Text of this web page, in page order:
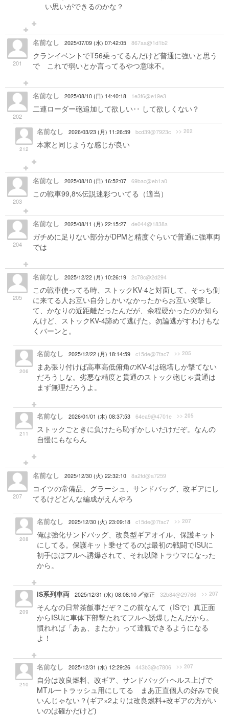
い思いができるのかな？
201
名前なし 2025/07/09 (水) 07:42:05 867aa@1d1b2
クランイベントでT56乗ってるんだけど普通に強いと思う
で これで弱いとか言ってるやつ意味不。
202
名前なし 2025/08/10 (日) 14:40:18 1e3f6@e19e3
二連ローダー砲追加して欲しい‥ して欲しくない？
212
名前なし 2026/03/23 (月) 11:26:59 bcd39@7923c >> 202
本家と同じような感じが良い
203
名前なし 2025/08/10 (日) 16:52:07 69bac@eb1a0
この戦車99,8%伝説迷彩ついてる（適当）
204
名前なし 2025/08/11 (月) 22:15:27 de044@1838a
ガチめに足りない部分がDPMと精度ぐらいで普通に強車両
では
205
名前なし 2025/12/22 (月) 10:26:19 2c78c@2d294
この戦車使ってる時、ストックKV-4と対面して、そっち側
に来てる人お互い自分しかいなかったからお互い突撃し
て、かなりの近距離だったんだが、余程硬かったのか知ら
んけど、ストックKV-4諦めて逃げた。勿論逃がすわけもな
くバーンと。
206
名前なし 2025/12/22 (月) 18:14:59 c15de@7fac7 >> 205
まあ張り付けば高車高低俯角のKV-4は砲塔しか撃てない
だろうしな。劣悪な精度と貫通のストック砲じゃ貫通は
まず無理だろうよ。
211
名前なし 2026/01/01 (木) 08:37:53 64ea9@4701e >> 205
ストックごときに負けたら恥ずかしいだけだぞ。なんの
自慢にもならん
207
名前なし 2025/12/30 (火) 22:32:10 8a2fd@a7259
コイツの常備品、グラーシュ、サンドバッグ、改ギアにし
てるけどどんな編成がえんやろ
208
名前なし 2025/12/30 (火) 23:09:18 c15de@7fac7 >> 207
俺は強化サンドバッグ、改良型ギアオイル、保護キット
にしてる。保護キット乗せてるのは最初の戦闘でISUに
初手ほぼフルへ誘爆されて、それ以降トラウマになった
から。
209
IS系列車両 2025/12/31 (水) 08:08:10 修正 32b84@29766 >> 207
そんなの日常茶飯事だぞ？この前なんて（ISで）真正面
からISUに車体下部撃たれてフルへ誘爆したんだから。
慣れれば「あぁ、またか」って達観できるようになる
よ！
210
名前なし 2025/12/31 (水) 12:29:26 443b3@c7806 >> 207
自分は改良燃料、改ギア、サンドバッグ+ヘルス上げで
MTルートラッシュ用にしてる まあ正直個人の好みで良
いんじゃない？(ギア×2よりは改良燃料+改ギアの方がい
いのは確かだけど)